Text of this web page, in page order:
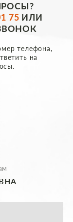
75 ИЛИ
телефона,
на